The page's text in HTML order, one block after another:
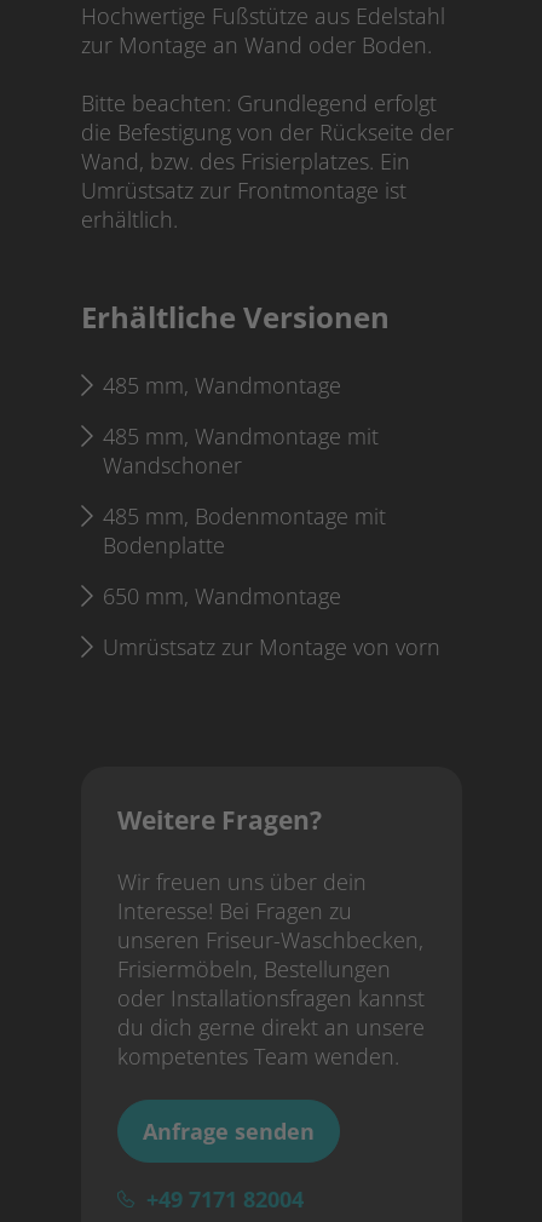
Hochwertige Fußstütze aus Edelstahl
zur Montage an Wand oder Boden.
Bitte beachten: Grundlegend erfolgt
die Befestigung von der Rückseite der
Wand, bzw. des Frisierplatzes. Ein
Umrüstsatz zur Frontmontage ist
erhältlich.
Erhältliche Versionen
485 mm, Wandmontage
485 mm, Wandmontage mit
Wandschoner
485 mm, Bodenmontage mit
Bodenplatte
650 mm, Wandmontage
Umrüstsatz zur Montage von vorn
Weitere Fragen?
Wir freuen uns über dein
Interesse! Bei Fragen zu
unseren Friseur-Waschbecken,
Frisiermöbeln, Bestellungen
oder Installationsfragen kannst
du dich gerne direkt an unsere
kompetentes Team wenden.
Anfrage senden
+49 7171 82004